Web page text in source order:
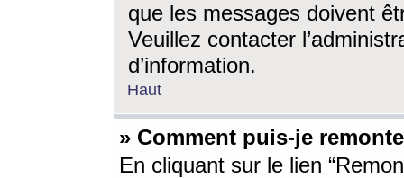
que les messages doivent
Veuillez contacter
d’information.
Haut
» Comment puis-je
En cliquant sur le lien